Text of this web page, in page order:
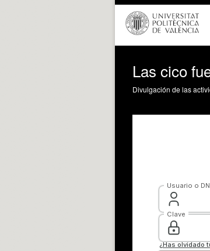
Las cico
Divulgación de las